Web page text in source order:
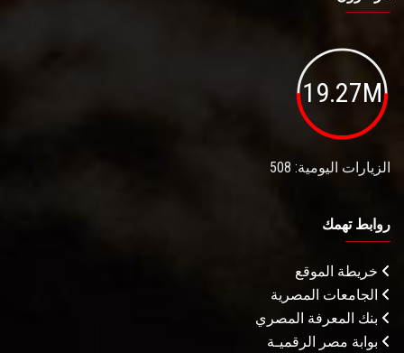
19.27M
الزيارات اليومية: 508
روابط تهمك
خريطة الموقع
الجامعات المصرية
بنك المعرفة المصري
بوابة مصر الرقميـة